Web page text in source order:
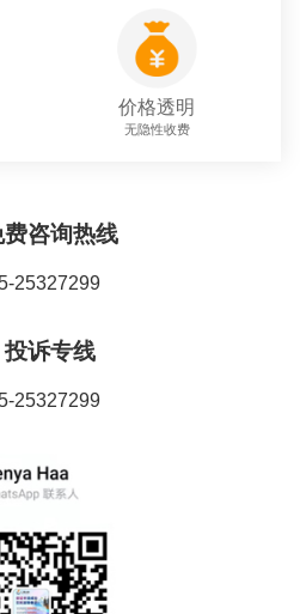
价格透明
无隐性收费
费咨询热线
25327299
投诉专线
25327299